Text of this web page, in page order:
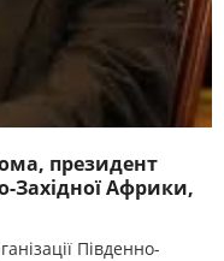
президент
Західної Африки,
Південно-